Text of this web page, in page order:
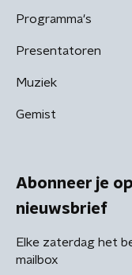
Programma's
Presentatoren
Muziek
Gemist
Abonneer je
nieuwsbrief
Elke zaterdag het
mailbox